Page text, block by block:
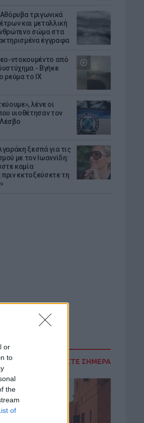
or
to
the
of
τριγωνικά
και μεταλλική
σώμα στα
έγγραφα
ντοκουμέντο από
- Βγήκε
ρεύμα το ΙΧ
λένε οι
υιοθέτησαν τον
ξεσπά για τις
με τον Ιωαννίδη:
καμία
εκτοξεύσετε τη
ΔΙΑΒΑΣΤΕ ΣΗΜΕΡΑ